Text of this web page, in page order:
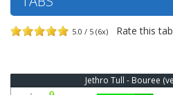
5.0 / 5 (6x) Rate this
Jethro Tull - Bouree